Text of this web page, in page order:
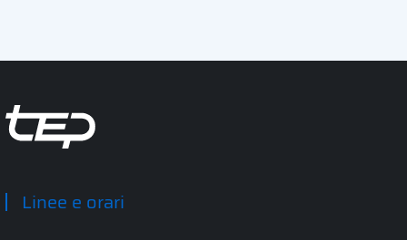
Linee e orari